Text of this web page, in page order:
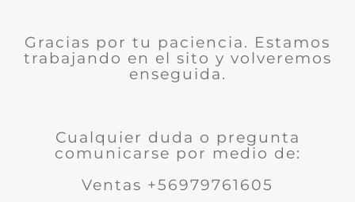
Gracias por tu paciencia. Estamos
trabajando en el sito y volveremos
enseguida.
Cualquier duda o pregunta
comunicarse por medio de:
Ventas +56979761605